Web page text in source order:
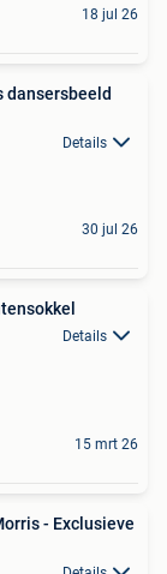
18 jul 26
dansersbeeld
Details
30 jul 26
Details
15 mrt 26
- Exclusieve